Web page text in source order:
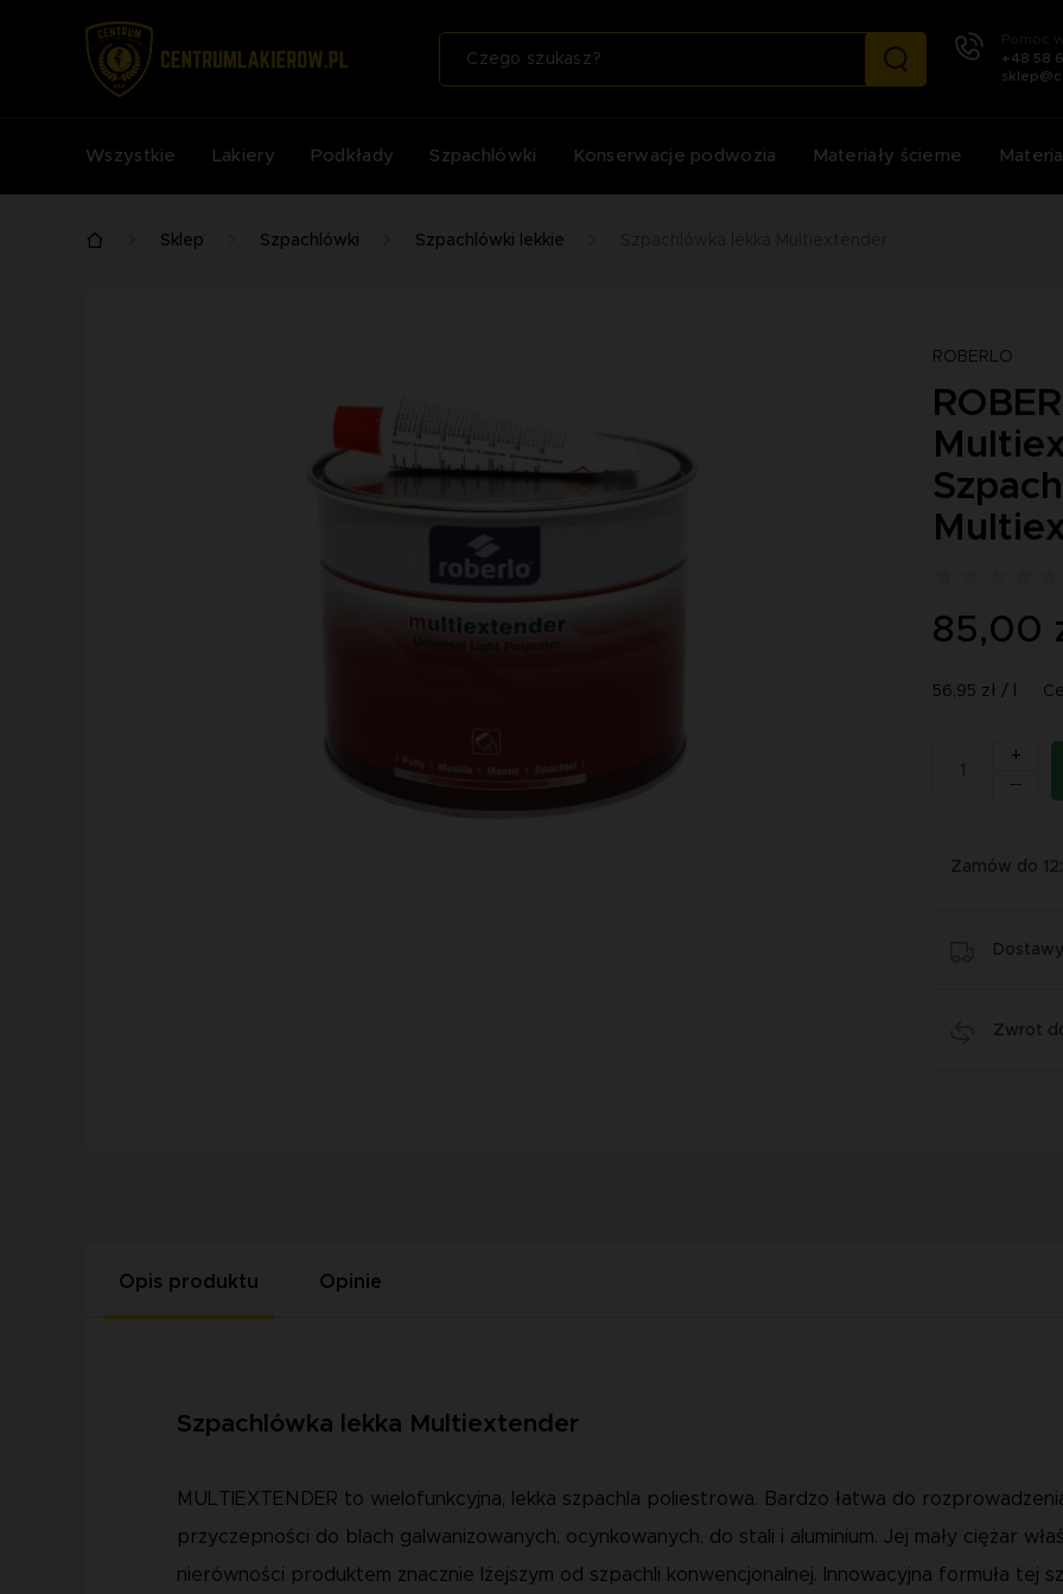
Pomoc
+48 58
Wszystkie Lakiery Podkłady Szpachlówki Konserwacje podwozia Materiały ścierne
Sklep Szpachlówki Szpachlówki lekkie
ROBERLO
85,00
56,95 zł / l
+
Zamów do
Zwrot
Opis produktu Opinie
Szpachlówka lekka Multiextender
MULTIEXTENDER to wielofunkcyjna, lekka szpachla poliestrowa. Bardzo łatwa do
przyczepności do blach galwanizowanych, ocynkowanych, do stali i aluminium. Jej mały ciężar
nierówności produktem znacznie lżejszym od szpachli konwencjonalnej. Innowacyjna formuła tej